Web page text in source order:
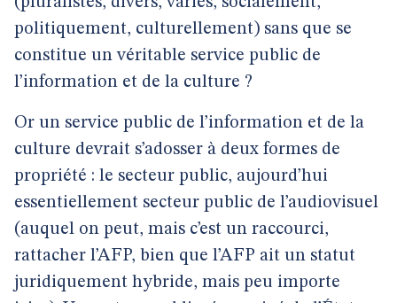
politiquement, culturellement) sans que se
constitue un véritable service public de
l’information et de la culture ?
Or un service public de l’information et de la
culture devrait s’adosser à deux formes de
propriété : le secteur public, aujourd’hui
essentiellement secteur public de l’audiovisuel
(auquel on peut, mais c’est un raccourci,
rattacher l’AFP, bien que l’AFP ait un statut
juridiquement hybride, mais peu importe